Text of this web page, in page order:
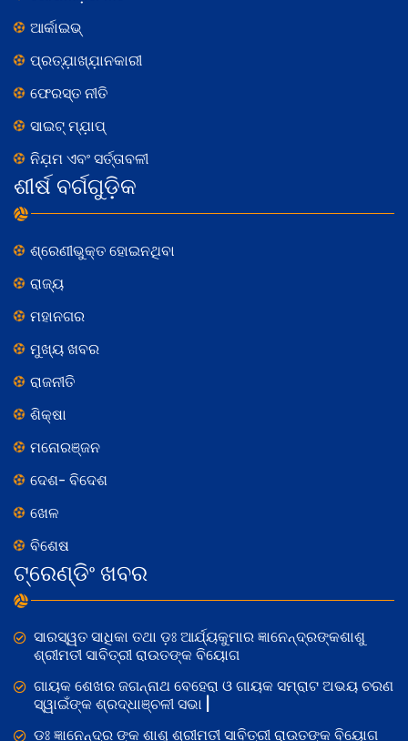
ଆର୍କାଇଭ୍
ପ୍ରତ୍ଯ଼ାଖ୍ଯ଼ାନକାରୀ
ଫେରସ୍ତ ନୀତି
ସାଇଟ୍ ମ୍ଯ଼ାପ୍
ନିଯ଼ମ ଏବଂ ସର୍ତ୍ତାବଳୀ
ଶୀର୍ଷ ବର୍ଗଗୁଡ଼ିକ
ଶ୍ରେଣୀଭୁକ୍ତ ହୋଇନଥିବା
ରାଜ୍ୟ
ମହାନଗର
ମୁଖ୍ୟ ଖବର
ରାଜନୀତି
ଶିକ୍ଷା
ମନୋରଞ୍ଜନ
ଦେଶ- ବିଦେଶ
ଖେଳ
ବିଶେଷ
ଟ୍ରେଣ୍ଡିଂ ଖବର
ସାରସ୍ୱତ ସାଧିକା ତଥା ଡ଼ଃ ଆର୍ଯ୍ୟକୁମାର ଜ୍ଞାନେନ୍ଦ୍ରଙ୍କଶାଶୁ
ଶ୍ରୀମତୀ ସାବିତ୍ରୀ ରାଉତଙ୍କ ବିୟୋଗ
ଗାୟକ ଶେଖର ଜଗନ୍ନାଥ ବେହେରା ଓ ଗାୟକ ସମ୍ରାଟ ଅଭୟ ଚରଣ
ସ୍ୱାଇଁଙ୍କ ଶ୍ରଦ୍ଧାଞ୍ଚଳୀ ସଭା |
ଡଃ ଜ୍ଞାନେନ୍ଦ୍ର ଙ୍କ ଶାଶୁ ଶ୍ରୀମତୀ ସାବିତ୍ରୀ ରାଉତଙ୍କ ବିୟୋଗ